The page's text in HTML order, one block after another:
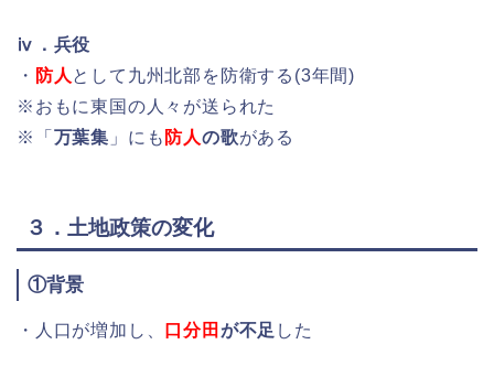
ⅳ．兵役
・ 防人 として九州北部を防衛する(3年間)
※おもに東国の人々が送られた
※「 万葉集 」にも 防人の歌がある
３．土地政策の変化
①背景
・人口が増加し、 口分田 が不足 した